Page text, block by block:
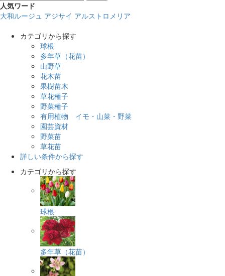
人気ワード
大和ルージュ アジサイ アルストロメリア
カテゴリから探す
球根
多年草（花苗）
山野草
花木苗
果樹苗木
草花種子
野菜種子
有用植物 イモ・山菜・野菜
園芸資材
野菜苗
草花苗
詳しい条件から探す
カテゴリから探す
球根
多年草（花苗）